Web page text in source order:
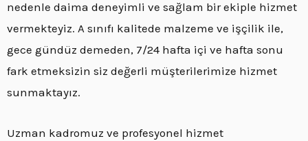
nedenle daima deneyimli ve sağlam bir ekiple hizmet
vermekteyiz. A sınıfı kalitede malzeme ve işçilik ile,
gece gündüz demeden, 7/24 hafta içi ve hafta sonu
fark etmeksizin siz değerli müşterilerimize hizmet
sunmaktayız.
Uzman kadromuz ve profesyonel hizmet